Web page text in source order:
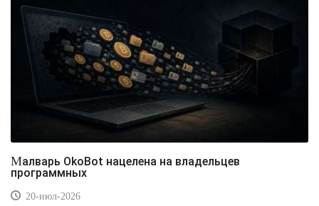
Малварь OkoBot нацелена на владельцев
программных
20-июл-2026